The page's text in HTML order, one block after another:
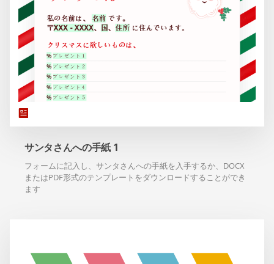
サンタさんへの手紙 1
フォームに記入し、サンタさんへの手紙を入手するか、DOCX
またはPDF形式のテンプレートをダウンロードすることができ
ます